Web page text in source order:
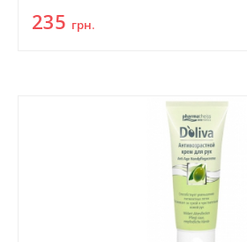
235 грн.